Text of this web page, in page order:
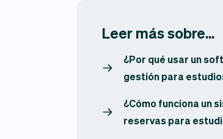
Leer más sobre...
¿Por qué usar un
gestión para
¿Cómo funciona un
reservas para